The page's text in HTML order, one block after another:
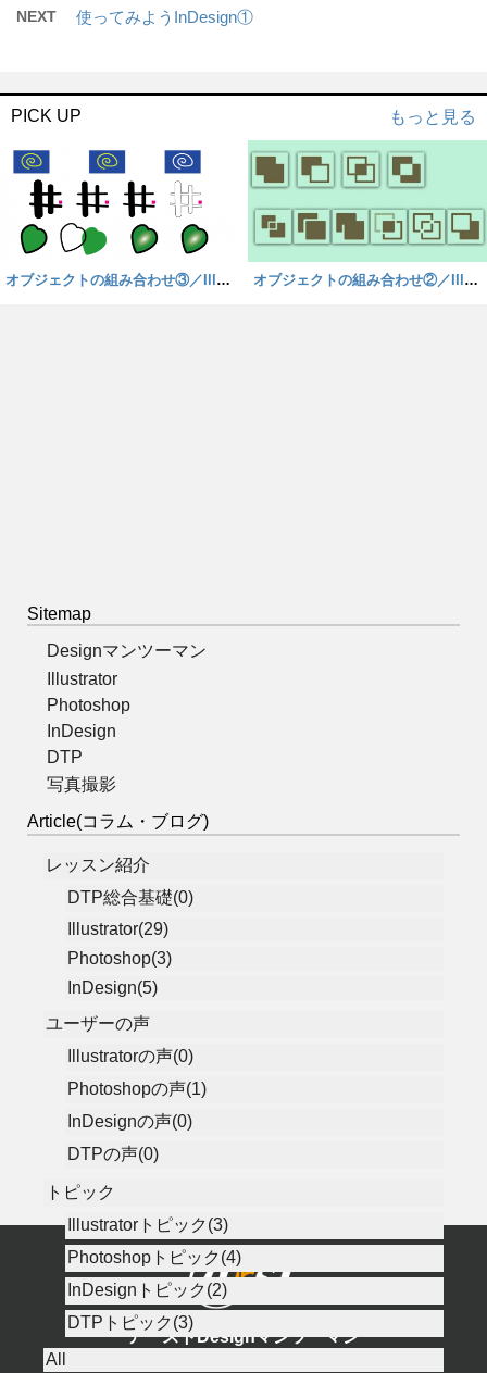
NEXT 使ってみようInDesign①
PICK UP もっと見る
オブジェクトの組み合わせ③／Illust オブジェクトの組み合わせ②／Illust
Sitemap
Designマンツーマン
Illustrator
Photoshop
InDesign
DTP
写真撮影
Article(コラム・ブログ)
レッスン紹介
DTP総合基礎(0)
Illustrator(29)
Photoshop(3)
InDesign(5)
ユーザーの声
Illustratorの声(0)
Photoshopの声(1)
InDesignの声(0)
DTPの声(0)
トピック
Illustratorトピック(3)
Photoshopトピック(4)
InDesignトピック(2)
DTPトピック(3)
All
アーストDesignマンツーマン
Illustrator, Photoshop, DTP／ITレッスン＠アースト